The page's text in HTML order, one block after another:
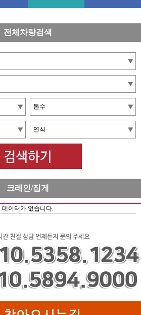
전체차량검색
크레인/집게
데이터가 없습니다.